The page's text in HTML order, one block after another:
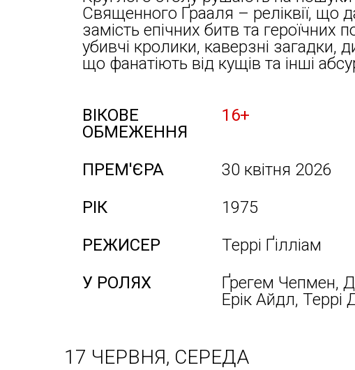
Священного Ґрааля – реліквії, що
замість епічних битв та героїчних
убивчі кролики, каверзні загадки,
що фанатіють від кущів та інші
ВІКОВЕ
ОБМЕЖЕННЯ
16+
ПРЕМ'ЄРА
30 квітня 2026
РІК
1975
РЕЖИСЕР
Террі Ґілліам
У РОЛЯХ
Ґрегем Чепмен,
Ерік Айдл,
17 ЧЕРВНЯ, СЕРЕДА